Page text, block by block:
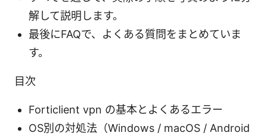
解して説明します。
最後にFAQで、よくある質問をまとめていま
す。
目次
Forticlient vpn の基本とよくあるエラー
OS別の対処法（Windows / macOS / Android